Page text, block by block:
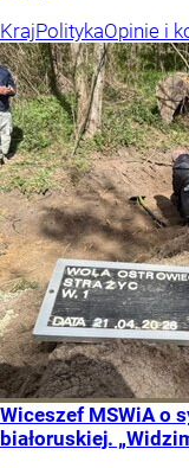
KrajPolitykaOpinie i
Wiceszef MSWiA o
białoruskiej.